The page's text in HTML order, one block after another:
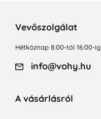
Vevőszolgálat
Hétköznap 8:00-tól 16:00-ig
info@vohy.hu
A vásárlásról